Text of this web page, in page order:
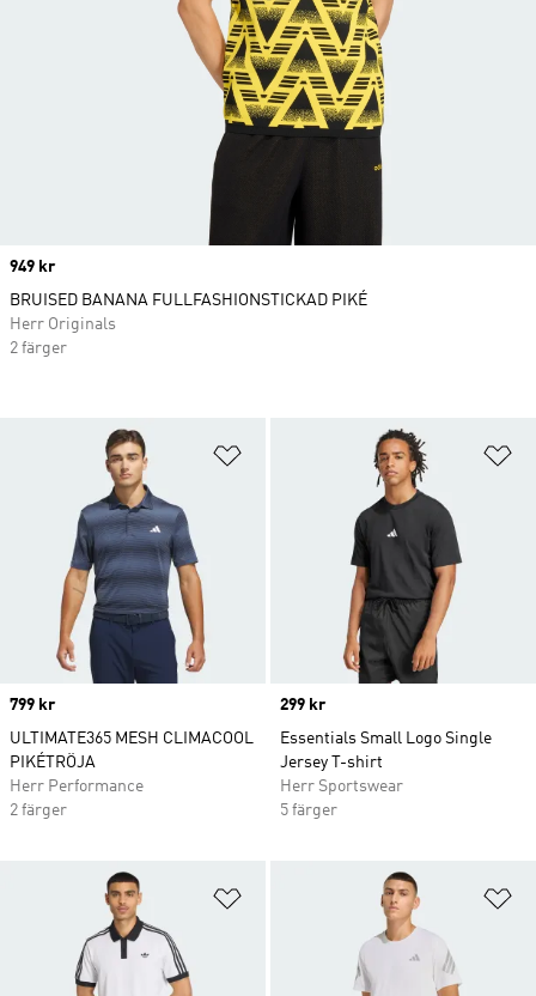
Lägg till på önskelistan
Price
799 kr
ULTIMATE365 MESH CLIMACOOL
PIKÉTRÖJA
Herr Performance
2 färger
Price
299 kr
Essentials Small Logo Single
Jersey T-shirt
Herr Sportswear
5 färger
Lägg till på önskelistan
Price
949 kr
BRUISED BANANA FULLFASHIONSTICKAD PIKÉ
Herr Originals
2 färger